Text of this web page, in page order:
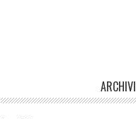
ARCHIVI